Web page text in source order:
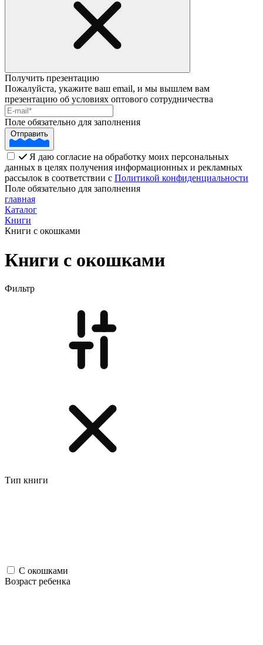
Получить презентацию
Пожалуйста, укажите ваш email, и мы вышлем вам
презентацию об условиях оптового сотрудничества
Поле обязательно для заполнения
Отправить
Я даю согласие на обработку моих персональных
данных в целях получения информационных и рекламных
рассылок в соответствии с Политикой конфиденциальности
Поле обязательно для заполнения
главная
Каталог
Книги
Книги с окошками
Книги с окошками
Фильтр
Тип книги
С окошками
Возраст ребенка